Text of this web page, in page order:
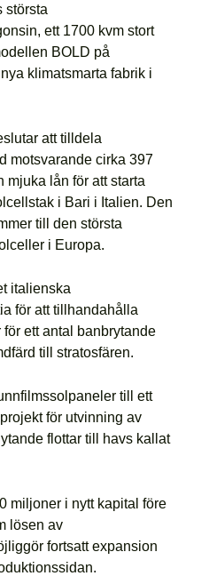
största
ett 1700 kvm stort
BOLD på
klimatsmarta fabrik i
att tilldela
motsvarande cirka 397
mjuka lån för att starta
i Bari i Italien. Den
till den största
i Europa.
italienska
för att tillhandahålla
ett antal banbrytande
till stratosfären.
till ett
för utvinning av
flottar till havs kallat
miljoner i nytt kapital före
lösen av
fortsatt expansion